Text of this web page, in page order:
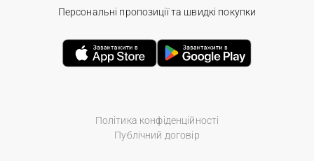
Політика конфіденційності
Публічний договір
Персональні пропозиції та швидкі покупки